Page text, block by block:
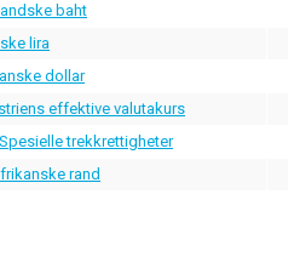
baht
lira
dollar
effektive valutakurs
trekkrettigheter
rand